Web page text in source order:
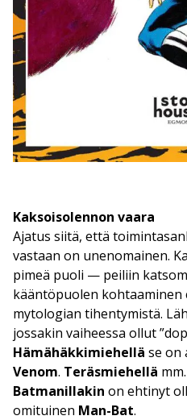
Kaksoisolennon vaara
Ajatus siitä, että
vastaan on unenomainen.
pimeä puoli — peiliin
kääntöpuolen kohtaaminen
mytologian tihentymistä.
jossakin vaiheessa ollut
Hämähäkkimiehellä se on
Venom. Teräsmiehellä
Batmanillakin on ehtinyt
omituinen Man-Bat.